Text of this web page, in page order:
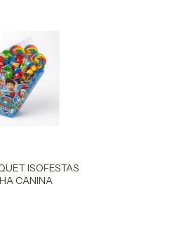
ISOFESTAS
CANINA